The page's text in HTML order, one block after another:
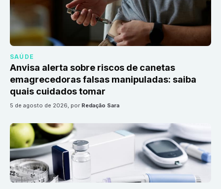
SAÚDE
Anvisa alerta sobre riscos de canetas
emagrecedoras falsas manipuladas: saiba
quais cuidados tomar
5 de agosto de 2026, por Redação Sara